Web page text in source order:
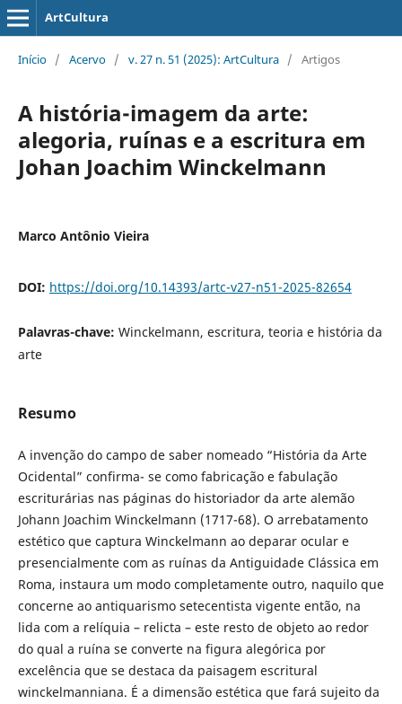
ArtCultura
Início / Acervo / v. 27 n. 51 (2025): ArtCultura / Artigos
A história-imagem da arte:
alegoria, ruínas e a escritura em
Johan Joachim Winckelmann
Marco Antônio Vieira
DOI: https://doi.org/10.14393/artc-v27-n51-2025-82654
Palavras-chave: Winckelmann, escritura, teoria e história da
arte
Resumo
A invenção do campo de saber nomeado “História da Arte
Ocidental” confirma- se como fabricação e fabulação
escriturárias nas páginas do historiador da arte alemão
Johann Joachim Winckelmann (1717-68). O arrebatamento
estético que captura Winckelmann ao deparar ocular e
presencialmente com as ruínas da Antiguidade Clássica em
Roma, instaura um modo completamente outro, naquilo que
concerne ao antiquarismo setecentista vigente então, na
lida com a relíquia – relicta – este resto de objeto ao redor
do qual a ruína se converte na figura alegórica por
excelência que se destaca da paisagem escritural
winckelmanniana. É a dimensão estética que fará sujeito da